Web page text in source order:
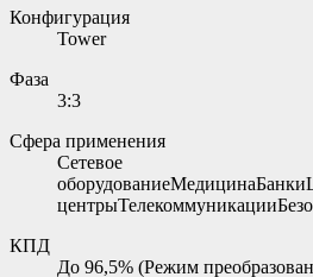
Конфигурация
Tower
Фаза
3:3
Сфера применения
Сетевое
КПД
До 96,5% (Режим